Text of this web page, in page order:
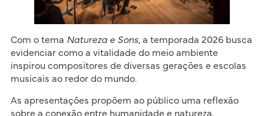
Com o tema Natureza e Sons, a temporada 2026 busca
evidenciar como a vitalidade do meio ambiente
inspirou compositores de diversas gerações e escolas
musicais ao redor do mundo.
As apresentações propõem ao público uma reflexão
sobre a conexão entre humanidade e natureza,